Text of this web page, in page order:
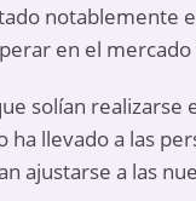
notablemente
en el
solían
ha llevado a las
ajustarse a las